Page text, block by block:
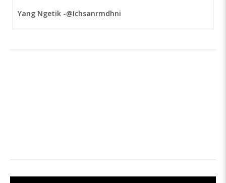
Yang Ngetik -@Ichsanrmdhni